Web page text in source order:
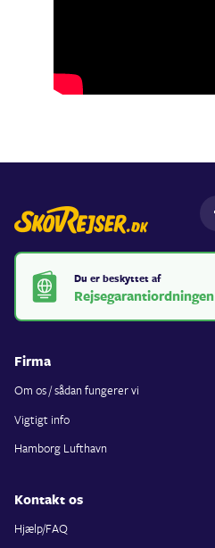
Du er beskyttet af
Rejsegarantiordningen
Firma
Om os / sådan fungerer vi
Vigtigt info
Hamborg Lufthavn
Kontakt os
Hjælp/FAQ